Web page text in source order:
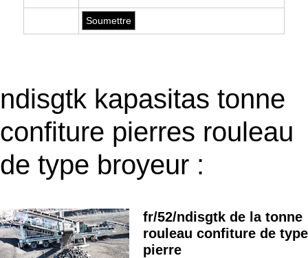
ndisgtk kapasitas tonne
confiture pierres rouleau
de type broyeur :
fr/52/ndisgtk de la tonne
rouleau confiture de type
pierre